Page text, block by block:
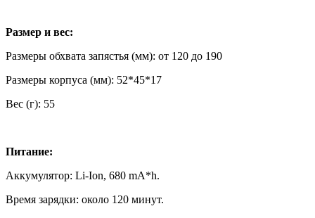
Размер и вес:
Размеры обхвата запястья (мм): от 120 до 190
Размеры корпуса (мм): 52*45*17
Вес (г): 55
Питание:
Аккумулятор: Li-Ion, 680 mA*h.
Время зарядки: около 120 минут.